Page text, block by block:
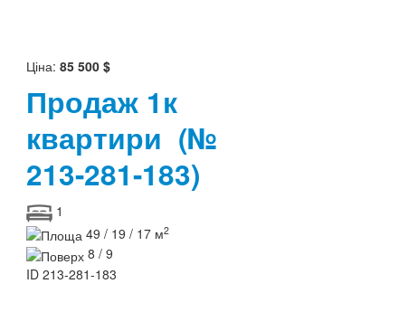
Ціна: 85 500 $
Продаж 1к
квартири (№
213-281-183)
1
49 / 19 / 17 м2
8 / 9
ID 213-281-183